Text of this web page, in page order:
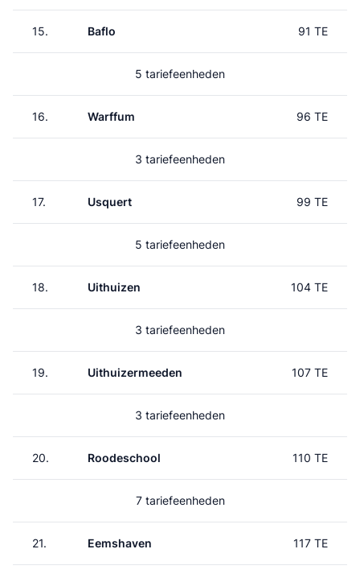
15. Baflo 91 TE
5 tariefeenheden
16. Warffum 96 TE
3 tariefeenheden
17. Usquert 99 TE
5 tariefeenheden
18. Uithuizen 104 TE
3 tariefeenheden
19. Uithuizermeeden 107 TE
3 tariefeenheden
20. Roodeschool 110 TE
7 tariefeenheden
21. Eemshaven 117 TE